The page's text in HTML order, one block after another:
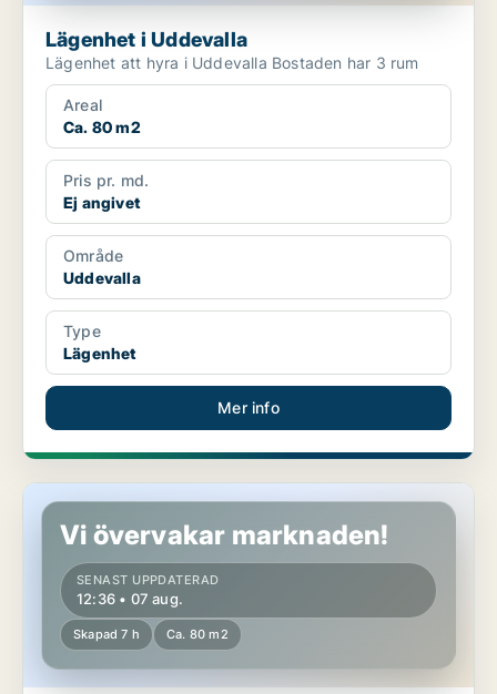
Lägenhet i Uddevalla
Lägenhet att hyra i Uddevalla Bostaden har 3 rum
Areal
Ca. 80 m2
Pris pr. md.
Ej angivet
Område
Uddevalla
Type
Lägenhet
Mer info
Lägenhet i Uddevalla
Vi övervakar marknaden!
SENAST UPPDATERAD
12:36 • 07 aug.
Skapad 7 h Ca. 80 m2